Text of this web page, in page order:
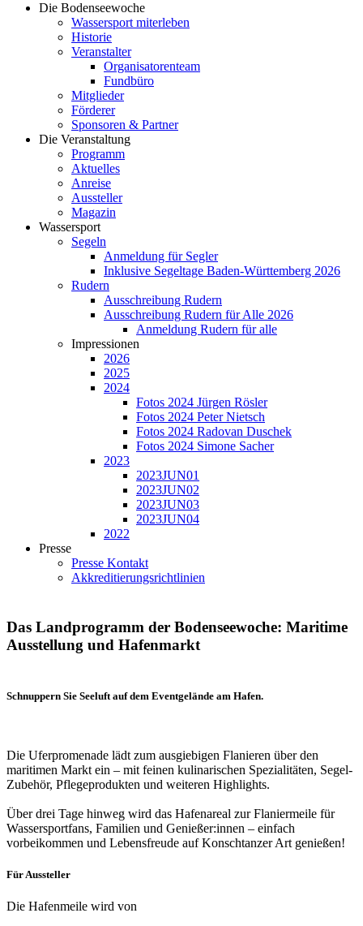
Die Bodenseewoche
Wassersport miterleben
Historie
Veranstalter
Organisatorenteam
Fundbüro
Mitglieder
Förderer
Sponsoren & Partner
Die Veranstaltung
Programm
Aktuelles
Anreise
Aussteller
Magazin
Wassersport
Segeln
Anmeldung für Segler​
Inklusive Segeltage Baden-Württemberg 2026
Rudern
Ausschreibung Rudern
Ausschreibung Rudern für Alle 2026
Anmeldung Rudern für alle
Impressionen
2026
2025
2024
Fotos 2024 Jürgen Rösler
Fotos 2024 Peter Nietsch
Fotos 2024 Radovan Duschek
Fotos 2024 Simone Sacher
2023
2023JUN01
2023JUN02
2023JUN03
2023JUN04
2022
Presse
Presse Kontakt
Akkreditierungsrichtlinien
Das Landprogramm der Bodenseewoche: Maritime
Ausstellung und Hafenmarkt
Schnuppern Sie Seeluft auf dem Eventgelände am Hafen.
Die Uferpromenade lädt zum ausgiebigen Flanieren über den
maritimen Markt ein – mit feinen kulinarischen Spezialitäten, Segel-
Zubehör, Pflegeprodukten und weiteren Highlights.
Über drei Tage hinweg wird das Hafenareal zur Flaniermeile für
Wassersportfans, Familien und Genießer:innen – einfach
vorbeikommen und Lebensfreude auf Konschtanzer Art genießen!
Für Aussteller
Die Hafenmeile wird von